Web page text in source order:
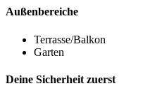
Außenbereiche
Terrasse/Balkon
Garten
Deine Sicherheit zuerst